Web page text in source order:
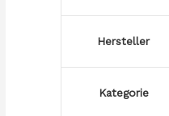
Hersteller
Kategorie